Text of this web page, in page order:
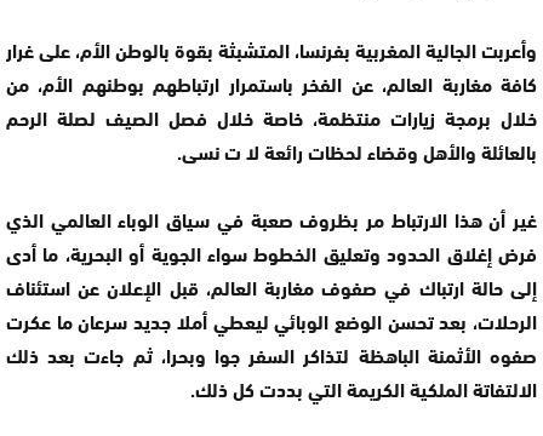
وأعربت الجالية المغربية بفرنسا، المتشبثة بقوة بالوطن الأم، على غرار
كافة مغاربة العالم، عن الفخر باستمرار ارتباطهم بوطنهم الأم، من
خلال برمجة زيارات منتظمة، خاصة خلال فصل الصيف لصلة الرحم
بالعائلة والأهل وقضاء لحظات رائعة لا ت نسى.
غير أن هذا الارتباط مر بظروف صعبة في سياق الوباء العالمي الذي
فرض إغلاق الحدود وتعليق الخطوط سواء الجوية أو البحرية، ما أدى
إلى حالة ارتباك في صفوف مغاربة العالم، قبل الإعلان عن استئناف
الرحلات، بعد تحسن الوضع الوبائي ليعطي أملا جديد سرعان ما عكرت
صفوه الأثمنة الباهظة لتذاكر السفر جوا وبحرا، ثم جاءت بعد ذلك
الالتفاتة الملكية الكريمة التي بددت كل ذلك.